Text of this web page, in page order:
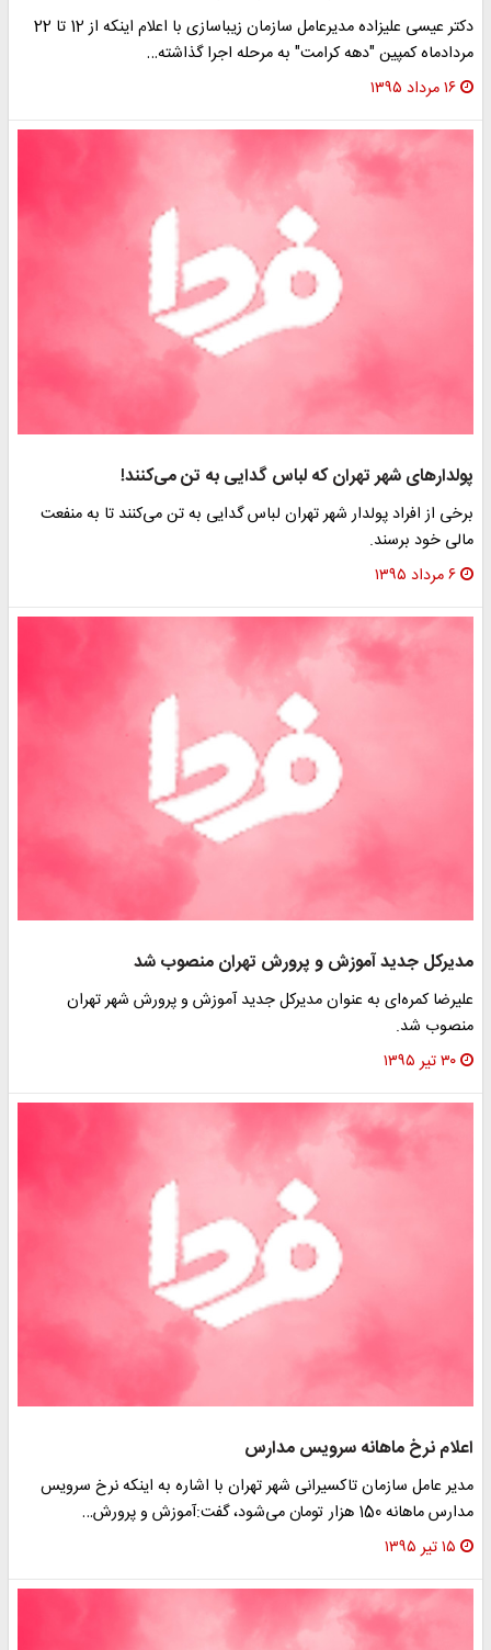
دکتر عیسی علیزاده مدیرعامل سازمان زیباسازی با اعلام اینکه از 12 تا 22
کمپین "دهه کرامت" به مرحله اجرا گذاشته…
۱۶ مرداد ۱۳۹۵
شهر تهران که لباس گدایی به تن می‌کنند!
از افراد پولدار شهر تهران لباس گدایی به تن می‌کنند تا به منفعت
خود برسند.
جدید آموزش و پرورش تهران منصوب شد
کمره‌ای به عنوان مدیرکل جدید آموزش و پرورش شهر تهران
شد.
۳۰ تیر ۱۳۹۵
نرخ ماهانه سرویس مدارس
عامل سازمان تاکسیرانی شهر تهران با اشاره به اینکه نرخ سرویس
150 هزار تومان می‌شود، گفت:آموزش و پرورش…
۱۵ تیر ۱۳۹۵